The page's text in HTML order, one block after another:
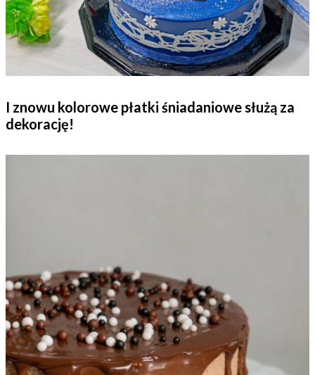
I znowu kolorowe płatki śniadaniowe służą za
dekorację!